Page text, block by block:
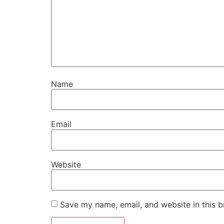
Name
Email
Website
Save my name, email, and website in this